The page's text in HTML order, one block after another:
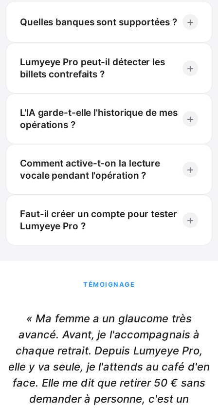
Quelles banques sont supportées ? +
Lumyeye Pro peut-il détecter les
billets contrefaits ?
+
L'IA garde-t-elle l'historique de mes
opérations ?
+
Comment active-t-on la lecture
vocale pendant l'opération ?
+
Faut-il créer un compte pour tester
Lumyeye Pro ?
+
TÉMOIGNAGE
« Ma femme a un glaucome très
avancé. Avant, je l'accompagnais à
chaque retrait. Depuis Lumyeye Pro,
elle y va seule, je l'attends au café d'en
face. Elle me dit que retirer 50 € sans
demander à personne, c'est un